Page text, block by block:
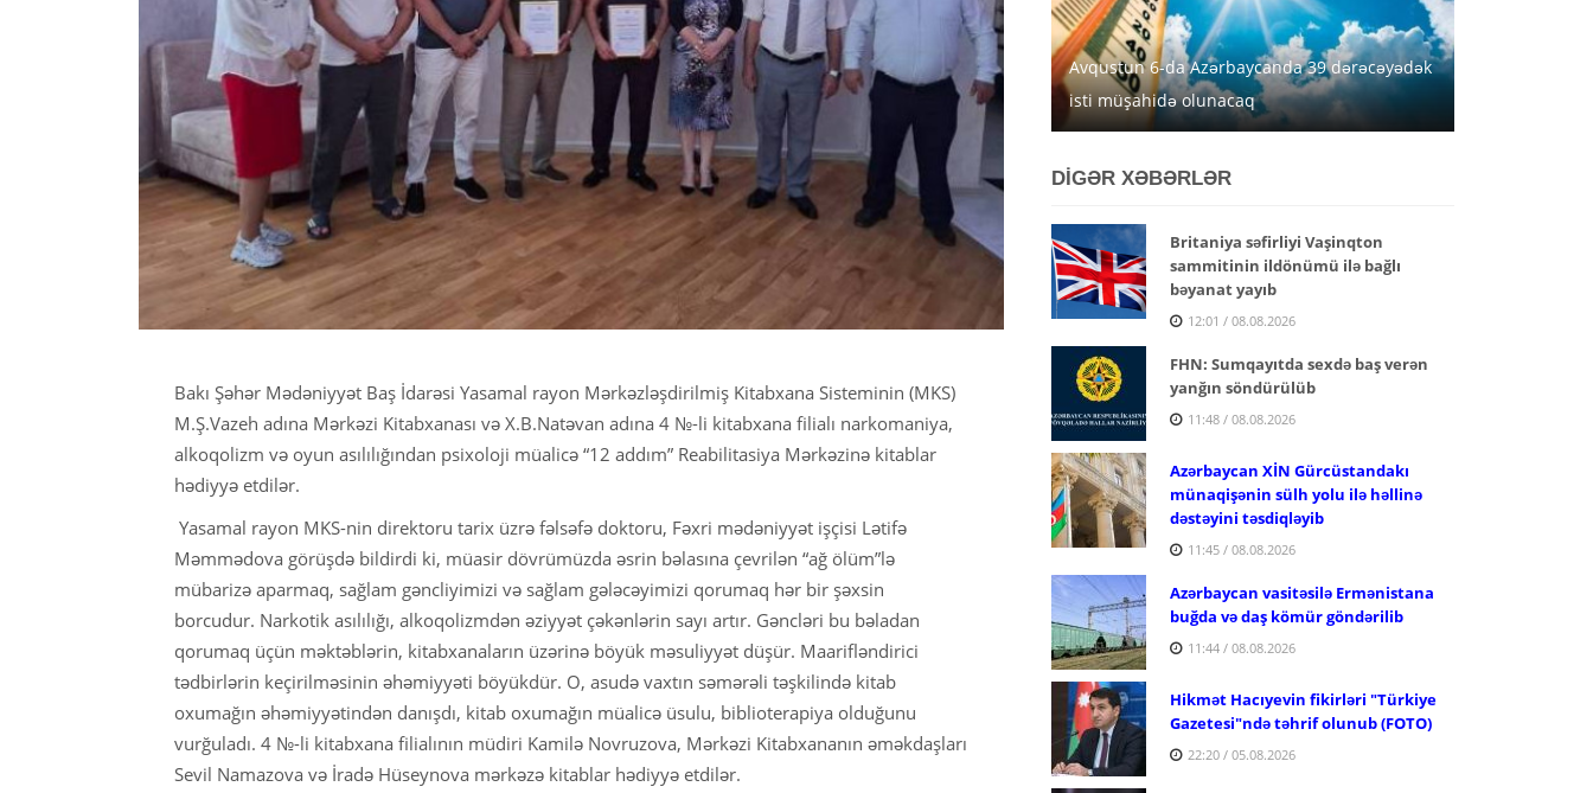
Bakı Şəhər Mədəniyyət Baş İdarəsi Yasamal rayon Mərkəzləşdirilmiş Kitabxana Sisteminin (MKS)
M.Ş.Vazeh adına Mərkəzi Kitabxanası və X.B.Natəvan adına 4 №-li kitabxana filialı narkomaniya,
alkoqolizm və oyun asılılığından psixoloji müalicə “12 addım” Reabilitasiya Mərkəzinə kitablar
hədiyyə etdilər.
Yasamal rayon MKS-nin direktoru tarix üzrə fəlsəfə doktoru, Fəxri mədəniyyət işçisi Lətifə
Məmmədova görüşdə bildirdi ki, müasir dövrümüzda əsrin bəlasına çevrilən “ağ ölüm”lə
mübarizə aparmaq, sağlam gəncliyimizi və sağlam gələcəyimizi qorumaq hər bir şəxsin
borcudur. Narkotik asılılığı, alkoqolizmdən əziyyət çəkənlərin sayı artır. Gəncləri bu bəladan
qorumaq üçün məktəblərin, kitabxanaların üzərinə böyük məsuliyyət düşür. Maarifləndirici
tədbirlərin keçirilməsinin əhəmiyyəti böyükdür. O, asudə vaxtın səmərəli təşkilində kitab
oxumağın əhəmiyyətindən danışdı, kitab oxumağın müalicə üsulu, biblioterapiya olduğunu
vurğuladı. 4 №-li kitabxana filialının müdiri Kamilə Novruzova, Mərkəzi Kitabxananın əməkdaşları
Sevil Namazova və İradə Hüseynova mərkəzə kitablar hədiyyə etdilər.
Avqustun 6-da Azərbaycanda 39 dərəcəyədək
isti müşahidə olunacaq
DİGƏR XƏBƏRLƏR
Britaniya səfirliyi Vaşinqton
sammitinin ildönümü ilə bağlı
bəyanat yayıb
12:01 / 08.08.2026
FHN: Sumqayıtda sexdə baş verən
yanğın söndürülüb
11:48 / 08.08.2026
Azərbaycan XİN Gürcüstandakı
münaqişənin sülh yolu ilə həllinə
dəstəyini təsdiqləyib
11:45 / 08.08.2026
Azərbaycan vasitəsilə Ermənistana
buğda və daş kömür göndərilib
11:44 / 08.08.2026
Hikmət Hacıyevin fikirləri "Türkiye
Gazetesi"ndə təhrif olunub (FOTO)
22:20 / 05.08.2026